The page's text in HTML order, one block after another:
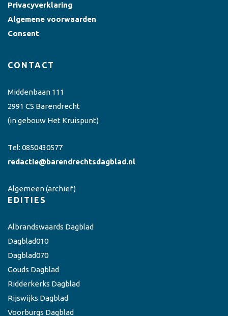
Privacyverklaring
Algemene voorwaarden
Consent
CONTACT
Middenbaan 111
2991 CS Barendrecht
(in gebouw Het Kruispunt)
Tel: 0850430577
redactie@barendrechtsdagblad.nl
Algemeen(archief)
EDITIES
Albrandswaards Dagblad
Dagblad010
Dagblad070
Gouds Dagblad
Ridderkerks Dagblad
Rijswijks Dagblad
Voorburgs Dagblad